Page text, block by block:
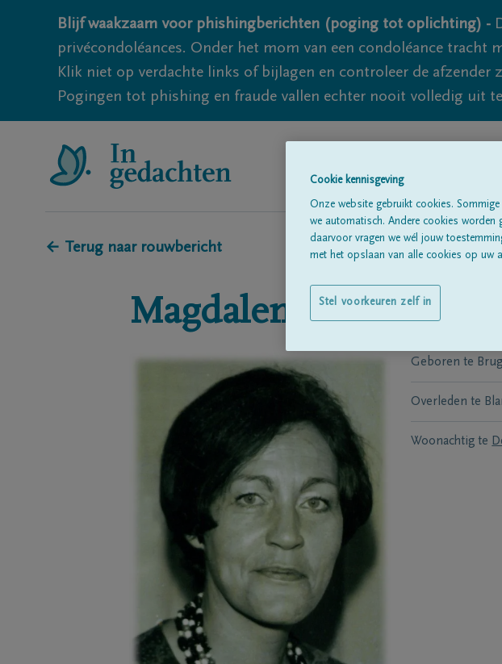
Blijf waakzaam voor phishingberichten (poging tot oplichting) -
privécondoléances. Onder het mom van een condoléance tracht
Klik niet op verdachte links of bijlagen en controleer de
Pogingen tot phishing en fraude vallen echter nooit volledig uit
← Terug naar rouwbericht
Magdalena Decramer
Geboren te
Overleden te
Woonachtig te
Cookie kennisgeving
Onze website gebruikt cookies.
we automatisch. Andere cookies worden
daarvoor vragen we wél jouw
met het opslaan van alle cookies op uw
Stel voorkeuren zelf in